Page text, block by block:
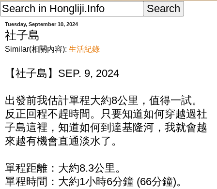
Tuesday, September 10, 2024
社子島
Similar(相關內容): 生活紀錄
【社子島】SEP. 9, 2024
出發前我估計單程大約8公里，值得一試。
反正回程不趕時間。只要知道如何穿越過社
子島這裡，知道如何到達基隆河，我就會越
來越有機會直通淡水了。
單程距離：大約8.3公里。
單程時間：大約1小時6分鐘 (66分鐘)。